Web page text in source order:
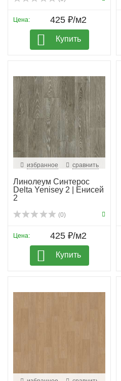
Цена: 425 ₽/м2
Купить
избранное сравнить
Линолеум Синтерос
Delta Yenisey 2 | Енисей
2
(0)
Цена: 425 ₽/м2
Купить